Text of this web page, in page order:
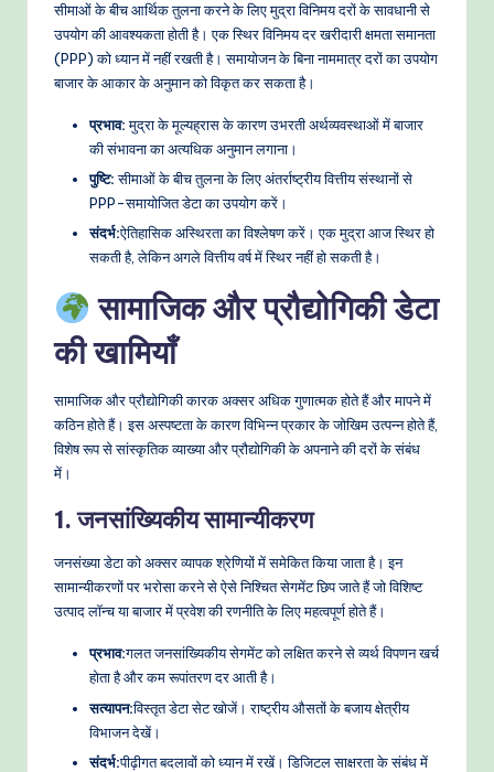
सीमाओं के बीच आर्थिक तुलना करने के लिए मुद्रा विनिमय दरों के सावधानी से
उपयोग की आवश्यकता होती है। एक स्थिर विनिमय दर खरीदारी क्षमता समानता
(PPP) को ध्यान में नहीं रखती है। समायोजन के बिना नाममात्र दरों का उपयोग
बाजार के आकार के अनुमान को विकृत कर सकता है।
प्रभाव:मुद्रा के मूल्यह्रास के कारण उभरती अर्थव्यवस्थाओं में बाजार
की संभावना का अत्यधिक अनुमान लगाना।
पुष्टि:सीमाओं के बीच तुलना के लिए अंतर्राष्ट्रीय वित्तीय संस्थानों से
PPP-समायोजित डेटा का उपयोग करें।
संदर्भ:ऐतिहासिक अस्थिरता का विश्लेषण करें। एक मुद्रा आज स्थिर हो
सकती है, लेकिन अगले वित्तीय वर्ष में स्थिर नहीं हो सकती है।
सामाजिक और प्रौद्योगिकी डेटा
की खामियाँ
सामाजिक और प्रौद्योगिकी कारक अक्सर अधिक गुणात्मक होते हैं और मापने में
कठिन होते हैं। इस अस्पष्टता के कारण विभिन्न प्रकार के जोखिम उत्पन्न होते हैं,
विशेष रूप से सांस्कृतिक व्याख्या और प्रौद्योगिकी के अपनाने की दरों के संबंध
में।
1. जनसांख्यिकीय सामान्यीकरण
जनसंख्या डेटा को अक्सर व्यापक श्रेणियों में समेकित किया जाता है। इन
सामान्यीकरणों पर भरोसा करने से ऐसे निश्चित सेगमेंट छिप जाते हैं जो विशिष्ट
उत्पाद लॉन्च या बाजार में प्रवेश की रणनीति के लिए महत्वपूर्ण होते हैं।
प्रभाव:गलत जनसांख्यिकीय सेगमेंट को लक्षित करने से व्यर्थ विपणन खर्च
होता है और कम रूपांतरण दर आती है।
सत्यापन:विस्तृत डेटा सेट खोजें। राष्ट्रीय औसतों के बजाय क्षेत्रीय
विभाजन देखें।
संदर्भ:पीढ़ीगत बदलावों को ध्यान में रखें। डिजिटल साक्षरता के संबंध में